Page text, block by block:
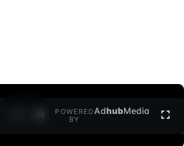
POWERED
BY
AdhubMedia